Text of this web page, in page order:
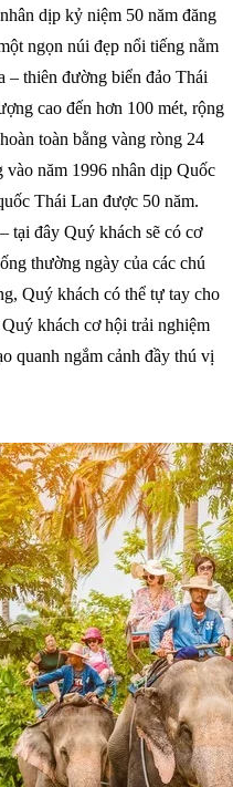
dịp kỷ niệm 50 năm đăng
ngọn núi đẹp nổi tiếng nằm
– thiên đường biển đảo Thái
cao đến hơn 100 mét, rộng
toàn bằng vàng ròng 24
năm 1996 nhân dịp Quốc
Thái Lan được 50 năm.
tại đây Quý khách sẽ có cơ
thường ngày của các chú
Quý khách có thể tự tay cho
khách cơ hội trải nghiệm
quanh ngắm cảnh đầy thú vị